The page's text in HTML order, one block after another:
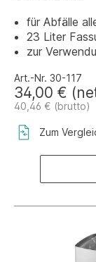
für Abfälle
23 Liter
zur
Art.-Nr. 30-117
34,00 €
40,46 € (brutto)
Zum